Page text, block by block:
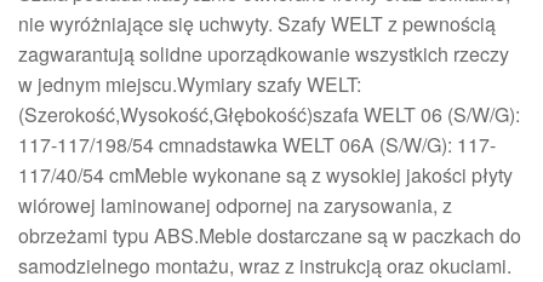
nie wyróżniające się uchwyty. Szafy WELT z pewnością
zagwarantują solidne uporządkowanie wszystkich rzeczy
w jednym miejscu.Wymiary szafy WELT:
(Szerokość,Wysokość,Głębokość)szafa WELT 06 (S/W/G):
117-117/198/54 cmnadstawka WELT 06A (S/W/G): 117-
117/40/54 cmMeble wykonane są z wysokiej jakości płyty
wiórowej laminowanej odpornej na zarysowania, z
obrzeżami typu ABS.Meble dostarczane są w paczkach do
samodzielnego montażu, wraz z instrukcją oraz okuciami.